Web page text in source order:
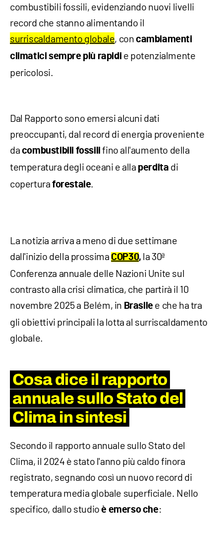
combustibili fossili, evidenziando nuovi livelli
record che stanno alimentando il
surriscaldamento globale, concambiamenti
climatici sempre più rapidi e potenzialmente
pericolosi.
Dal Rapporto sono emersi alcuni dati
preoccupanti, dal record di energia proveniente
da combustibili fossilifino all'aumento della
temperatura degli oceani e alla perdita di
copertura forestale.
La notizia arriva a meno di due settimane
dall'inizio della prossimaCOP30, la 30ª
Conferenza annuale delle Nazioni Unite sul
contrasto alla crisi climatica, che partirà il 10
novembre 2025 a Belém, in Brasilee che ha tra
gli obiettivi principali la lotta al surriscaldamento
globale.
Cosa dice il rapporto
annuale sullo Stato del
Clima in sintesi
Secondo il rapporto annuale sullo Stato del
Clima, il 2024 è stato l'anno più caldo finora
registrato, segnando così un nuovo record di
temperatura media globale superficiale. Nello
specifico, dallo studioè emerso che: